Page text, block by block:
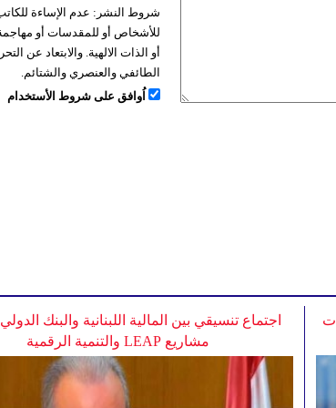
شروط النشر: عدم الإساءة
للأشخاص أو للمقدسات أو مهاجمة
أو الذات الالهية. والابتعاد عن
الطائفي والعنصري والشتائم.
اُوافق على شروط الأستخدام
اجتماع تنسيقي بين المالية اللبنانية والبنك
مشاريع LEAP والتنمية الرقمية